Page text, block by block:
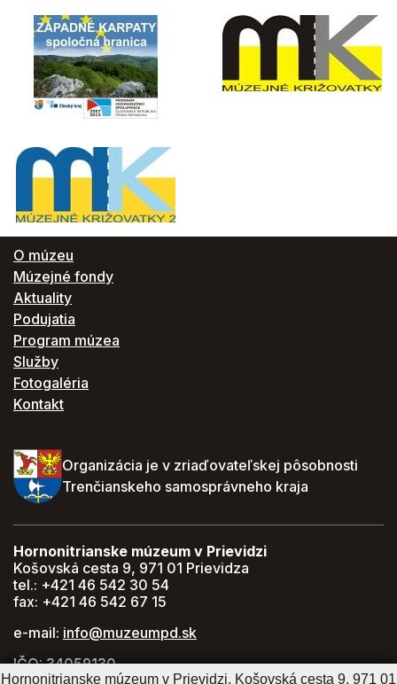
O múzeu
Múzejné fondy
Aktuality
Podujatia
Program múzea
Služby
Fotogaléria
Kontakt
Organizácia je v zriaďovateľskej pôsobnosti
Trenčianskeho samosprávneho kraja
Hornonitrianske múzeum v Prievidzi
Košovská cesta 9, 971 01 Prievidza
tel.: +421 46 542 30 54
fax: +421 46 542 67 15
e-mail: info@muzeumpd.sk
IČO: 34059130
DIČ: 2021447274
Hornonitrianske múzeum v Prievidzi, Košovská cesta 9, 971 01